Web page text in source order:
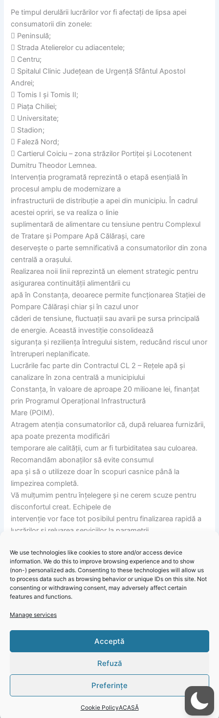
We use technologies like cookies to store and/or access device
information. We do this to improve browsing experience and to show
(non-) personalized ads. Consenting to these technologies will allow us
to process data such as browsing behavior or unique IDs on this site. Not
consenting or withdrawing consent, may adversely affect certain
features and functions.
Manage services
Acceptă
Refuză
Preferințe
Cookie PolicyACASĂ
Pe timpul derulării lucrărilor vor fi afectați de lipsa apei
consumatorii din zonele:
 Peninsulă;
 Strada Atelierelor cu adiacentele;
 Centru;
 Spitalul Clinic Județean de Urgență Sfântul Apostol
Andrei;
 Tomis I și Tomis II;
 Piața Chiliei;
 Universitate;
 Stadion;
 Faleză Nord;
 Cartierul Coiciu – zona străzilor Portiței și Locotenent
Dumitru Theodor Lemnea.
Intervenția programată reprezintă o etapă esențială în
procesul amplu de modernizare a
infrastructurii de distribuție a apei din municipiu. În cadrul
acestei opriri, se va realiza o linie
suplimentară de alimentare cu tensiune pentru Complexul
de Tratare și Pompare Apă Călărași, care
deservește o parte semnificativă a consumatorilor din zona
centrală a orașului.
Realizarea noii linii reprezintă un element strategic pentru
asigurarea continuității alimentării cu
apă în Constanța, deoarece permite funcționarea Stației de
Pompare Călărași chiar și în cazul unor
căderi de tensiune, fluctuații sau avarii pe sursa principală
de energie. Această investiție consolidează
siguranța și reziliența întregului sistem, reducând riscul unor
întreruperi neplanificate.
Lucrările fac parte din Contractul CL 2 – Rețele apă și
canalizare în zona centrală a municipiului
Constanța, în valoare de aproape 20 milioane lei, finanțat
prin Programul Operațional Infrastructură
Mare (POIM).
Atragem atenția consumatorilor că, după reluarea furnizării,
apa poate prezenta modificări
temporare ale calității, cum ar fi turbiditatea sau culoarea.
Recomandăm abonaților să evite consumul
apa și să o utilizeze doar în scopuri casnice până la
limpezirea completă.
Vă mulțumim pentru înțelegere și ne cerem scuze pentru
disconfortul creat. Echipele de
intervenție vor face tot posibilul pentru finalizarea rapidă a
lucrărilor și reluarea serviciilor la parametrii
Informare Publică RAJA: Atenție, se oprește apa în mai
multe zone din municipiul Constanța!